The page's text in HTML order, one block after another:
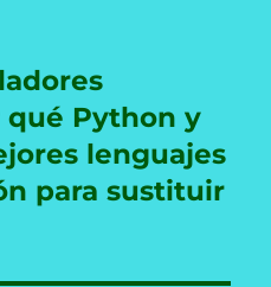
qué Python y
lenguajes
para sustituir